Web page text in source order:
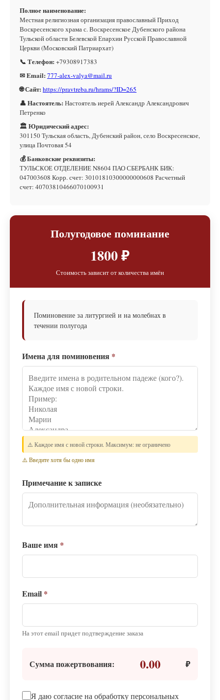
Полное наименование:
Местная религиозная организация православный Приход
Воскресенского храма с. Воскресенское Дубенского района
Тульской области Белевской Епархии Русской Православной
Церкви (Московский Патриархат)
📞 Телефон: +79308917383
✉ Email: 777-alex-valya@mail.ru
🌐 Сайт: https://pravtreba.ru/hrams/?ID=265
👤 Настоятель: Настоятель иерей Александр Александрович
Петренко
🏛 Юридический адрес:
301150 Тульская область, Дубенский район, село Воскресенское,
улица Почтовая 54
💰 Банковские реквизиты:
ТУЛЬСКОЕ ОТДЕЛЕНИЕ N8604 ПАО СБЕРБАНК БИК:
047003608 Корр. счет: 30101810300000000608 Расчетный
счет: 40703810466070100931
Полугодовое поминание
1800 ₽
Стоимость зависит от количества имён
Поминовение за литургией и на молебнах в
течении полугода
Имена для поминовения *
⚠️ Каждое имя с новой строки. Максимум: не ограничено
⚠️ Введите хотя бы одно имя
Примечание к записке
Ваше имя *
Email *
На этот email придет подтверждение заказа
Сумма пожертвования: 0.00 ₽
Я даю согласие на обработку персональных